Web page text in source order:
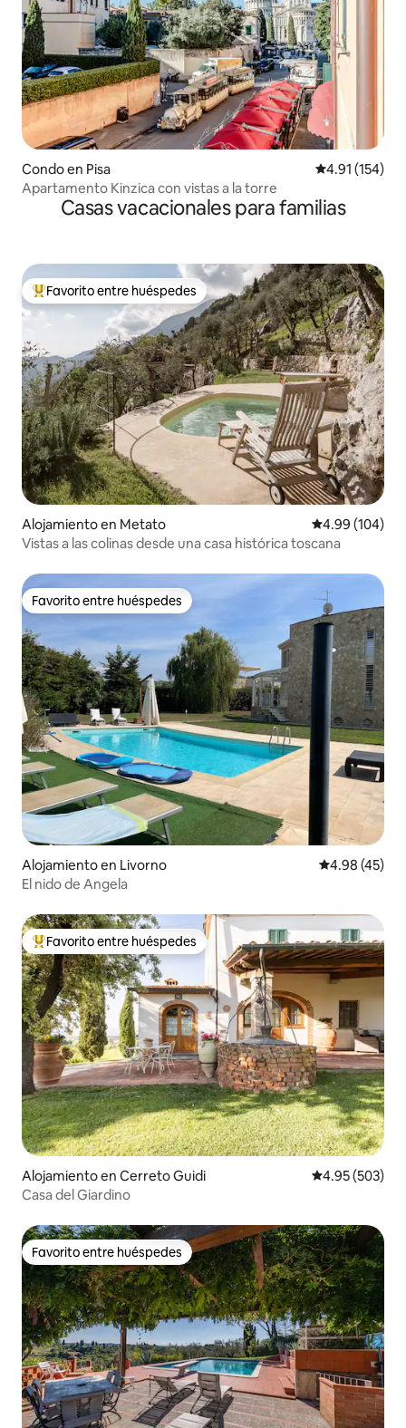
Condo en Pisa Calificación
4.91 (154)
Apartamento Kinzica con vistas a la torre
Casas vacacionales para familias
Favorito entre huéspedes preferido
Favorito entre huéspedes
Alojamiento en Metato Calificación
4.99 (104)
Vistas a las colinas desde una casa histórica toscana
Favorito entre huéspedes
Favorito entre huéspedes
Alojamiento en Livorno Calificación
4.98 (45)
El nido de Angela
Favorito entre huéspedes preferido
Favorito entre huéspedes
Alojamiento en Cerreto Guidi Calificación
4.95 (503)
Casa del Giardino
Favorito entre huéspedes
Favorito entre huéspedes